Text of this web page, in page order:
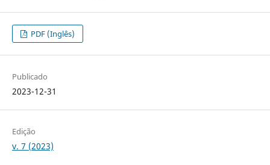
PDF (Inglês)
Publicado
2023-12-31
Edição
v. 7 (2023)